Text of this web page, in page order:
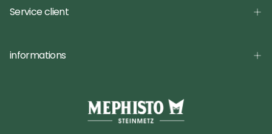
Service client
informations